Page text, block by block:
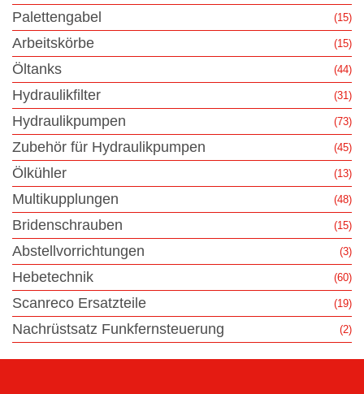
Palettengabel (15)
Arbeitskörbe (15)
Öltanks (44)
Hydraulikfilter (31)
Hydraulikpumpen (73)
Zubehör für Hydraulikpumpen (45)
Ölkühler (13)
Multikupplungen (48)
Bridenschrauben (15)
Abstellvorrichtungen (3)
Hebetechnik (60)
Scanreco Ersatzteile (19)
Nachrüstsatz Funkfernsteuerung (2)